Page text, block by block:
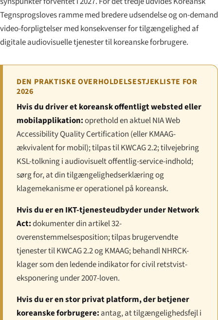
Tegnsprogsloves ramme med bredere udsendelse og on-demand
video-forpligtelser med konsekvenser for tilgængelighed af
digitale audiovisuelle tjenester til koreanske forbrugere.
DEN PRAKTISKE OVERHOLDELSESTJEKLISTE FOR
2026
Hvis du driver et koreansk offentligt websted eller
mobilapplikation:oprethold en aktuel NIA Web
Accessibility Quality Certification (eller KMAAG-
ækvivalent for mobil); tilpas til KWCAG 2.2; tilvejebring
KSL-tolkning i audiovisuelt offentlig-service-indhold;
sørg for, at din tilgængeligheds­erklæring og
klagemekanisme er operationel på koreansk.
Hvis du er en IKT-tjenesteudbyder under Network
Act:dokumenter din artikel 32-
overenstemmelsesposition; tilpas bruger­vendte
tjenester til KWCAG 2.2 og KMAAG; behandl NHRCK-
klager som den ledende indikator for civil retstvist-
eksponering under 2007-loven.
Hvis du er en stor privat platform, der betjener
koreanske forbrugere: antag, at tilgængeligheds­fejl i